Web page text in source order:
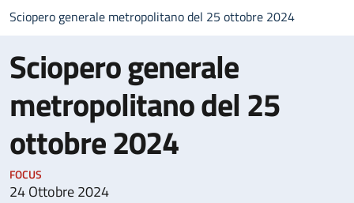
Sciopero generale metropolitano del 25 ottobre 2024
Sciopero generale
metropolitano del 25
ottobre 2024
FOCUS
24 Ottobre 2024